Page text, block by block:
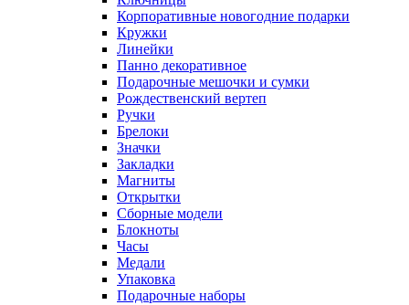
Корпоративные новогодние подарки
Кружки
Линейки
Панно декоративное
Подарочные мешочки и сумки
Рождественский вертеп
Ручки
Брелоки
Значки
Закладки
Магниты
Открытки
Сборные модели
Блокноты
Часы
Медали
Упаковка
Подарочные наборы